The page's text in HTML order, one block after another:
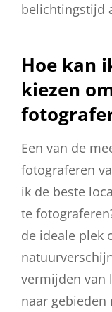
belichtingstijd
Hoe kan
kiezen
Een van de
fotograferen
ik de beste
te
de ideale plek
vermijden van
naar